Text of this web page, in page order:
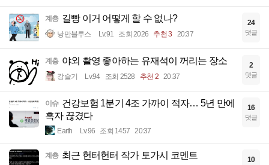
계층 길빵 이거 어떻게 할 수 없나?
낭만블루스 Lv.91 조회 2026 추천 3 20:37
24
댓글
계층 야외 촬영 좋아하는 유재석이 꺼리는 장소
강슬기 Lv.94 조회 2528 추천 2 20:37
2
댓글
이슈 건강보험 1분기 4조 가까이 적자… 5년 만에
흑자 끊겼다
Earth Lv.96 조회 1457 20:37
16
댓글
계층 최근 헌터헌터 작가 토가시 코멘트 10